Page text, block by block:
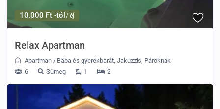
10.000 Ft -tól / éj
Relax Apartman
Apartman / Baba és gyerekbarát ,Jakuzzis Pároknak
6
Sümeg 1 2